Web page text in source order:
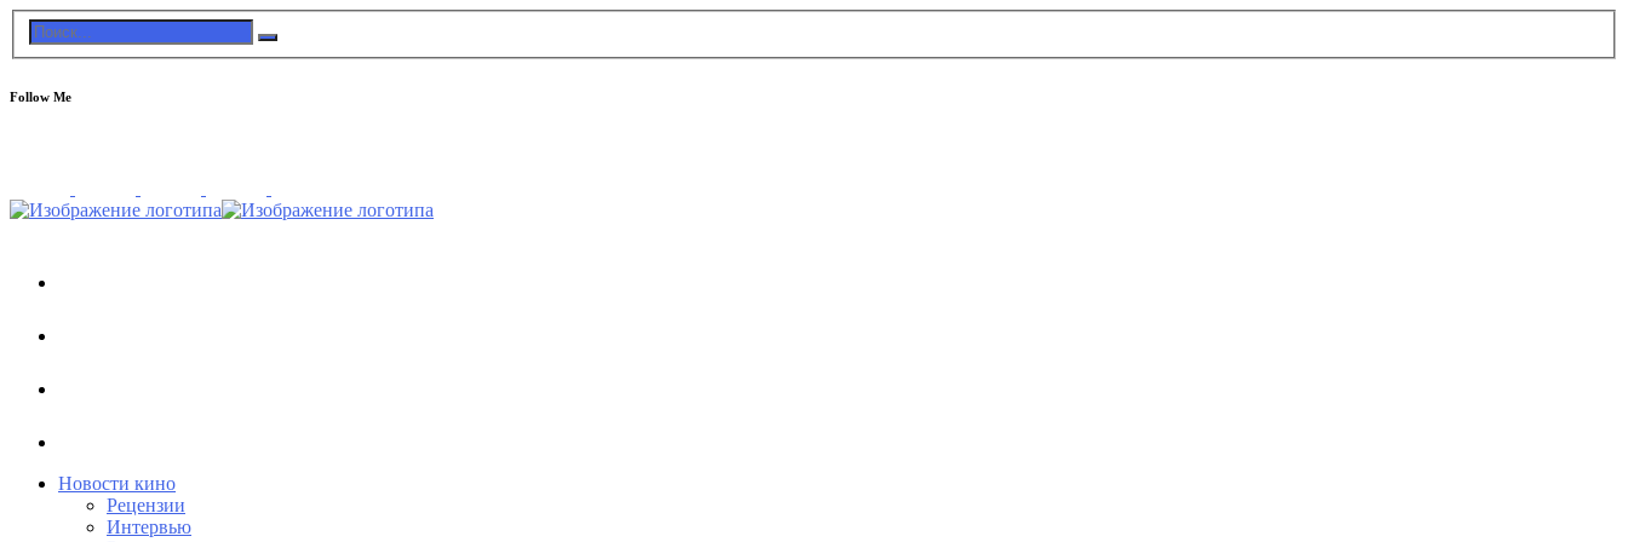
Follow Me
Новости кино
Рецензии
Интервью